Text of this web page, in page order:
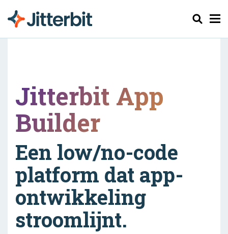
Zoeken
Jitterbit App
Builder
Een low/no-code
platform dat app-
ontwikkeling
stroomlijnt.